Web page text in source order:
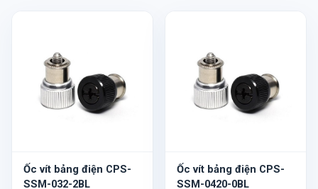
Ốc vít bảng điện CPS-
SSM-032-2BL
Ốc vít bảng điện CPS-
SSM-0420-0BL